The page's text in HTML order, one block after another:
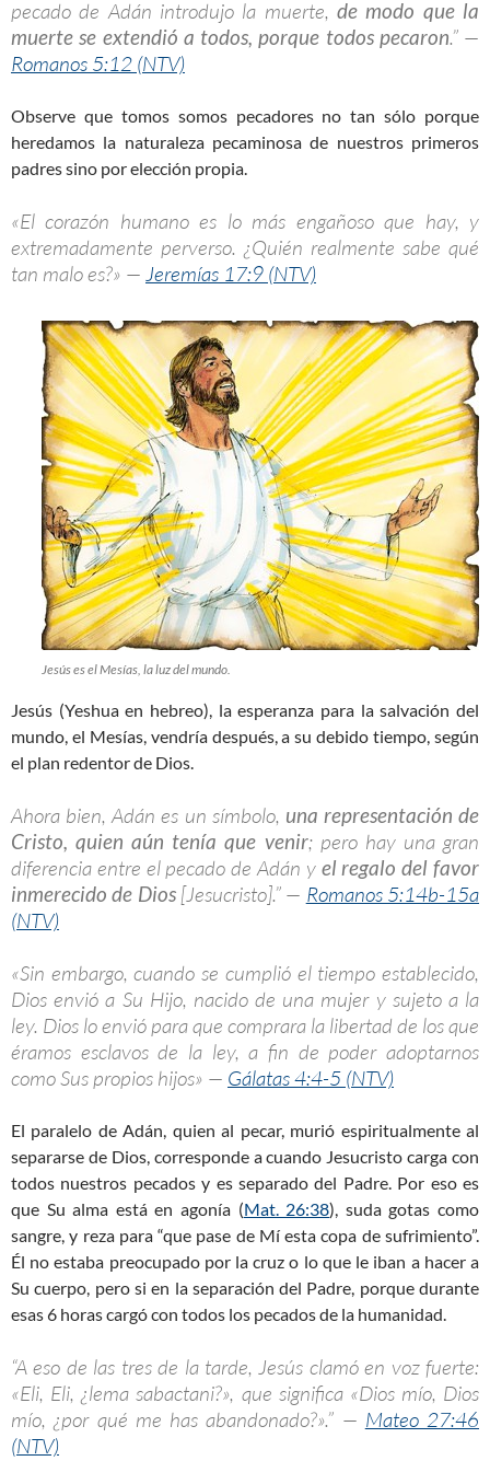
pecado de Adán introdujo la muerte, de modo que la
muerte se extendió a todos, porque todos pecaron.” —
Romanos 5:12 (NTV)
Observe que tomos somos pecadores no tan sólo porque
heredamos la naturaleza pecaminosa de nuestros primeros
padres sino por elección propia.
«El corazón humano es lo más engañoso que hay, y
extremadamente perverso. ¿Quién realmente sabe qué
tan malo es?» — Jeremías 17:9 (NTV)
Jesús es el Mesías, la luz del mundo.
Jesús (Yeshua en hebreo), la esperanza para la salvación del
mundo, el Mesías, vendría después, a su debido tiempo, según
el plan redentor de Dios.
Ahora bien, Adán es un símbolo, una representación de
Cristo, quien aún tenía que venir; pero hay una gran
diferencia entre el pecado de Adán y el regalo del favor
inmerecido de Dios[Jesucristo].” — Romanos 5:14b-15a
(NTV)
«Sin embargo, cuando se cumplió el tiempo establecido,
Dios envió a Su Hijo, nacido de una mujer y sujeto a la
ley. Dios lo envió para que comprara la libertad de los que
éramos esclavos de la ley, a fin de poder adoptarnos
como Sus propios hijos» — Gálatas 4:4-5 (NTV)
El paralelo de Adán, quien al pecar, murió espiritualmente al
separarse de Dios, corresponde a cuando Jesucristo carga con
todos nuestros pecados y es separado del Padre. Por eso es
que Su alma está en agonía (Mat. 26:38), suda gotas como
sangre, y reza para “que pase de Mí esta copa de sufrimiento”.
Él no estaba preocupado por la cruz o lo que le iban a hacer a
Su cuerpo, pero si en la separación del Padre, porque durante
esas 6 horas cargó con todos los pecados de la humanidad.
“A eso de las tres de la tarde, Jesús clamó en voz fuerte:
«Eli, Eli, ¿lema sabactani?», que significa «Dios mío, Dios
mío, ¿por qué me has abandonado?».” — Mateo 27:46
(NTV)